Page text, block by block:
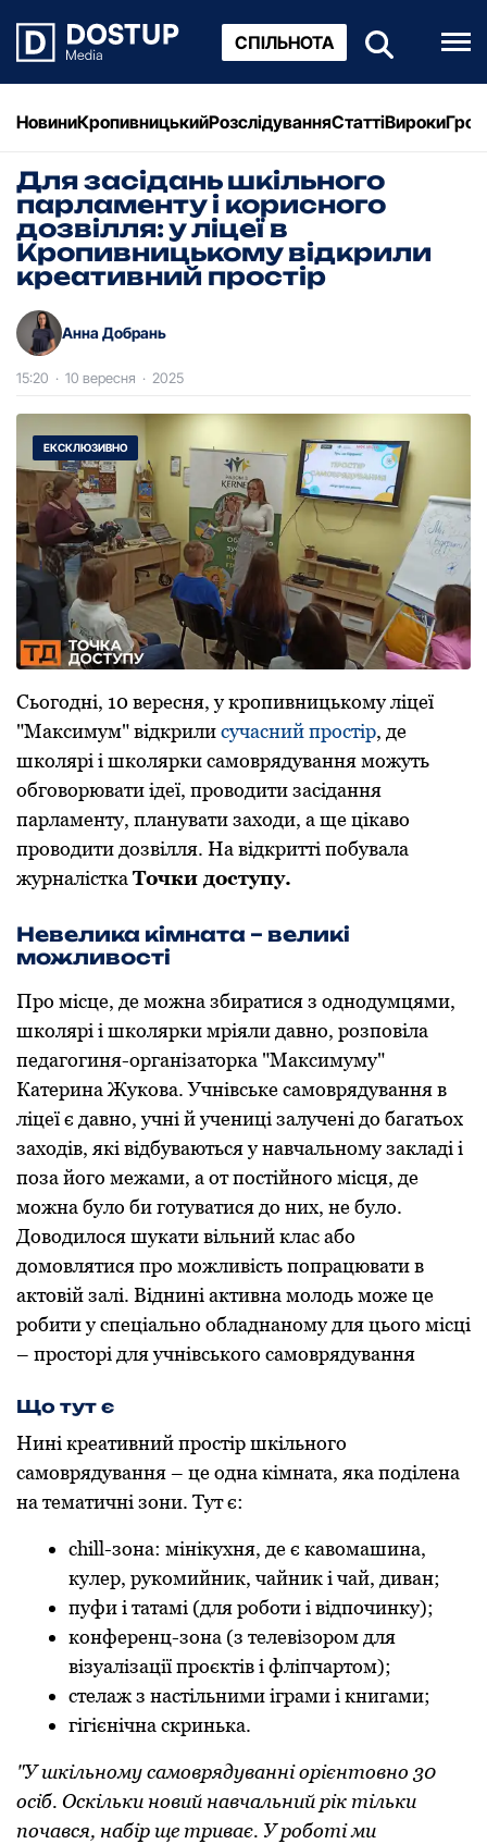
СПІЛЬНОТА
НовиниКропивницькийРозслідуванняСтаттіВироки
Для засідань шкільного
парламенту і корисного
дозвілля: у ліцеї в
Кропивницькому відкрили
креативний простір
Анна Добрань
15:20 · 10 вересня · 2025
Сьогодні, 10 вересня, у кропивницькому ліцеї
"Максимум" відкрилисучасний простір, де
школярі і школярки самоврядування можуть
обговорювати ідеї, проводити засідання
парламенту, планувати заходи, а ще цікаво
проводити дозвілля. На відкритті побувала
журналістка Точки доступу.
Невелика кімната – великі
можливості
Про місце, де можна збиратися з однодумцями,
школярі і школярки мріяли давно, розповіла
педагогиня-організаторка "Максимуму"
Катерина Жукова. Учнівське самоврядування в
ліцеї є давно, учні й учениці залучені до багатьох
заходів, які відбуваються у навчальному закладі і
поза його межами, а от постійного місця, де
можна було би готуватися до них, не було.
Доводилося шукати вільний клас або
домовлятися про можливість попрацювати в
актовій залі. Віднині активна молодь може це
робити у спеціально обладнаному для цього місці
– просторі для учнівського самоврядування
Що тут є
Нині креативний простір шкільного
самоврядування – це одна кімната, яка поділена
на тематичні зони. Тут є:
сhill-зона: мінікухня, де є кавомашина,
кулер, рукомийник, чайник і чай, диван;
пуфи і татамі (для роботи і відпочинку);
конференц-зона (з телевізором для
візуалізації проєктів і фліпчартом);
стелаж з настільними іграми і книгами;
гігієнічна скринька.
"У шкільному самоврядуванні орієнтовно 30
осіб. Оскільки новий навчальний рік тільки
почався, набір ще триває. У роботі ми